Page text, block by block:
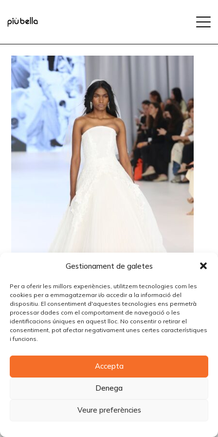
Gestionament de galetes
Per a oferir les millors experiències, utilitzem tecnologies com les
cookies per a emmagatzemar i/o accedir a la informació del
dispositiu. El consentiment d'aquestes tecnologies ens permetrà
processar dades com el comportament de navegació o les
identificacions úniques en aquest lloc. No consentir o retirar el
consentiment, pot afectar negativament unes certes característiques
i funcions.
Accepta
Denega
Veure preferències
© Copyright Piùbella Models Agency2026
Creative Corner Agency
Política de privacitat|Política de cookies|Avís legal